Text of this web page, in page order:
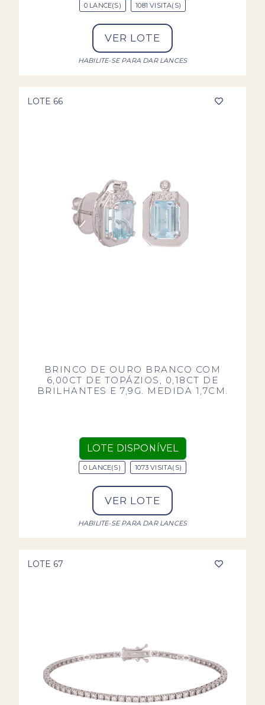
0 LANCE(S) 1081 VISITA(S)
VER LOTE
HABILITE-SE PARA DAR LANCES
LOTE 66
BRINCO DE OURO BRANCO COM
6,00CT DE TOPÁZIOS, 0,18CT DE
BRILHANTES E 7,9G. MEDIDA 1,7CM.
LOTE DISPONÍVEL
0 LANCE(S) 1073 VISITA(S)
VER LOTE
HABILITE-SE PARA DAR LANCES
LOTE 67